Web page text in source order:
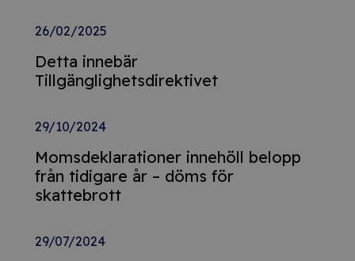
26/02/2025
Detta innebär
Tillgänglighetsdirektivet
29/10/2024
Momsdeklarationer innehöll belopp
från tidigare år – döms för
skattebrott
29/07/2024